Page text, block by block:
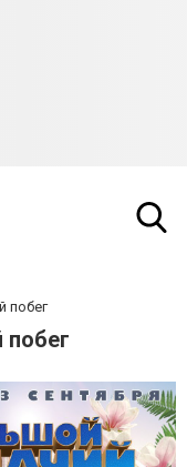
побег